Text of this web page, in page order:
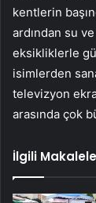
kentlerin
ardından su
eksikliklerle
isimlerden
televizyon
arasında çok
İlgili